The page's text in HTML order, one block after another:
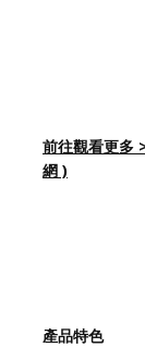
前往觀看更多
網 )
產品特色